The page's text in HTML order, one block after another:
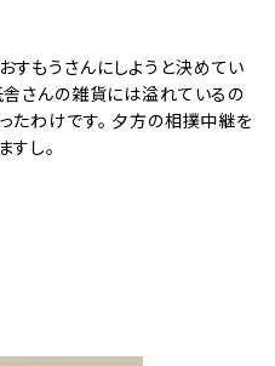
もうさんにしようと決めてい
舎さんの雑貨には溢れているの
たわけです。 夕方の相撲中継を
すし。